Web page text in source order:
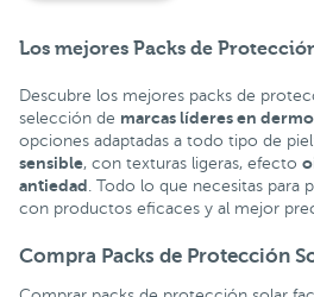
Los mejores Packs de
Descubre los mejores packs de
selección de marcas líderes en
opciones adaptadas a todo tipo de
sensible, con texturas ligeras, efecto
antiedad . Todo lo que necesitas
con productos eficaces y al mejor
Compra Packs de Protección